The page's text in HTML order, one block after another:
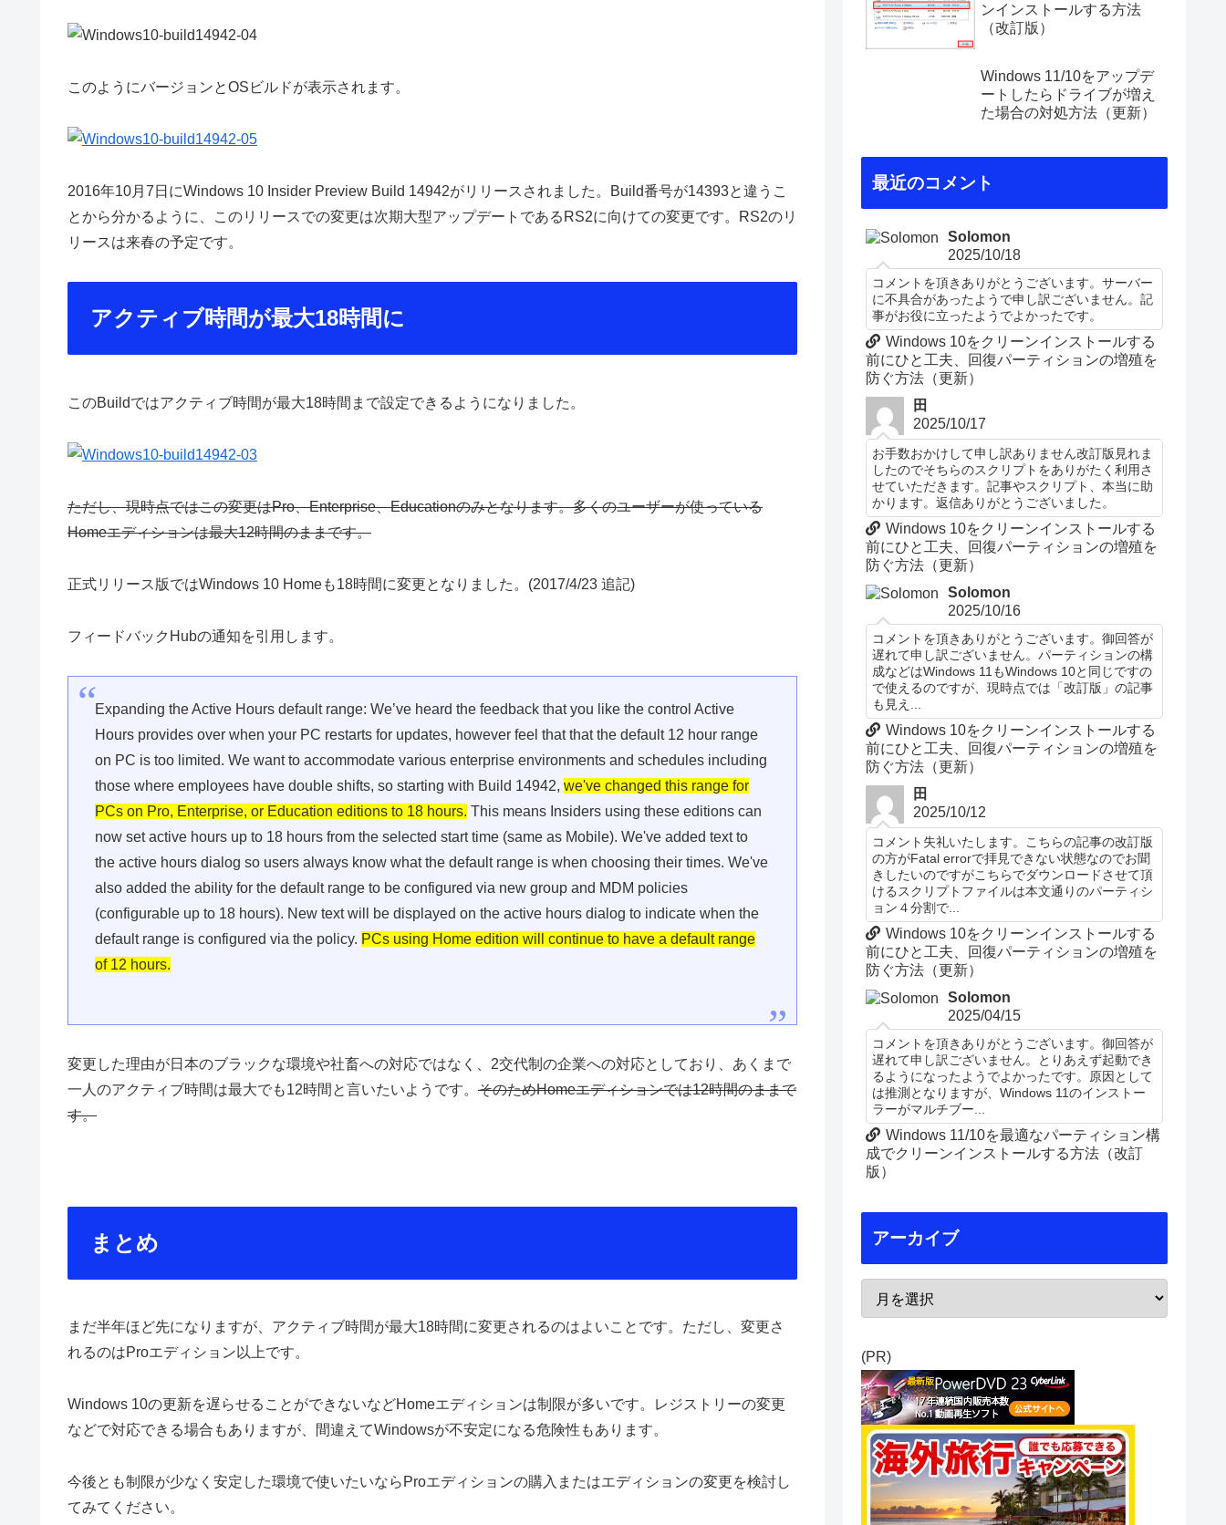
このようにバージョンとOSビルドが表示されます。
2016年10月7日にWindows 10 Insider Preview Build 14942がリリースされました。Build番号が14393と違うこ
とから分かるように、このリリースでの変更は次期大型アップデートであるRS2に向けての変更です。RS2のリ
リースは来春の予定です。
アクティブ時間が最大18時間に
このBuildではアクティブ時間が最大18時間まで設定できるようになりました。
ただし、現時点ではこの変更はPro、Enterprise、Educationのみとなります。多くのユーザーが使っている
Homeエディションは最大12時間のままです。
正式リリース版ではWindows 10 Homeも18時間に変更となりました。(2017/4/23 追記)
フィードバックHubの通知を引用します。
Expanding the Active Hours default range: We’ve heard the feedback that you like the control Active
Hours provides over when your PC restarts for updates, however feel that that the default 12 hour range
on PC is too limited. We want to accommodate various enterprise environments and schedules including
those where employees have double shifts, so starting with Build 14942, we've changed this range for
PCs on Pro, Enterprise, or Education editions to 18 hours. This means Insiders using these editions can
now set active hours up to 18 hours from the selected start time (same as Mobile). We've added text to
the active hours dialog so users always know what the default range is when choosing their times. We've
also added the ability for the default range to be configured via new group and MDM policies
(configurable up to 18 hours). New text will be displayed on the active hours dialog to indicate when the
default range is configured via the policy. PCs using Home edition will continue to have a default range
of 12 hours.
変更した理由が日本のブラックな環境や社畜への対応ではなく、2交代制の企業への対応としており、あくまで
一人のアクティブ時間は最大でも12時間と言いたいようです。 そのためHomeエディションでは12時間のままで
す。
まとめ
まだ半年ほど先になりますが、アクティブ時間が最大18時間に変更されるのはよいことです。ただし、変更さ
れるのはProエディション以上です。
Windows 10の更新を遅らせることができないなどHomeエディションは制限が多いです。レジストリーの変更
などで対応できる場合もありますが、間違えてWindowsが不安定になる危険性もあります。
今後とも制限が少なく安定した環境で使いたいならProエディションの購入またはエディションの変更を検討し
てみてください。
ンインストールする方法
（改訂版）
Windows 11/10をアップデ
ートしたらドライブが増え
た場合の対処方法（更新）
最近のコメント
Solomon
2025/10/18
コメントを頂きありがとうございます。サーバー
に不具合があったようで申し訳ございません。記
事がお役に立ったようでよかったです。
Windows 10をクリーンインストールする
前にひと工夫、回復パーティションの増殖を
防ぐ方法（更新）
田
2025/10/17
お手数おかけして申し訳ありません改訂版見れま
したのでそちらのスクリプトをありがたく利用さ
せていただきます。記事やスクリプト、本当に助
かります。返信ありがとうございました。
Windows 10をクリーンインストールする
前にひと工夫、回復パーティションの増殖を
防ぐ方法（更新）
Solomon
2025/10/16
コメントを頂きありがとうございます。御回答が
遅れて申し訳ございません。パーティションの構
成などはWindows 11もWindows 10と同じですの
で使えるのですが、現時点では「改訂版」の記事
も見え...
Windows 10をクリーンインストールする
前にひと工夫、回復パーティションの増殖を
防ぐ方法（更新）
田
2025/10/12
コメント失礼いたします。こちらの記事の改訂版
の方がFatal errorで拝見できない状態なのでお聞
きしたいのですがこちらでダウンロードさせて頂
けるスクリプトファイルは本文通りのパーティシ
ョン４分割で...
Windows 10をクリーンインストールする
前にひと工夫、回復パーティションの増殖を
防ぐ方法（更新）
Solomon
2025/04/15
コメントを頂きありがとうございます。御回答が
遅れて申し訳ございません。とりあえず起動でき
るようになったようでよかったです。原因として
は推測となりますが、Windows 11のインストー
ラーがマルチブー...
Windows 11/10を最適なパーティション構
成でクリーンインストールする方法（改訂
版）
アーカイブ
(PR)